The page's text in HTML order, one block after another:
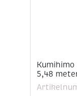
5,48